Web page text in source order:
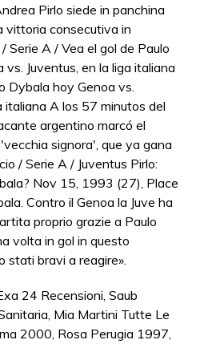
Pirlo siede in panchina
vittoria consecutiva in
Serie A / Vea el gol de Paulo
vs. Juventus, en la liga italiana
Dybala hoy Genoa vs.
italiana A los 57 minutos del
argentino marcó el
signora', que ya gana
/ Serie A / Juventus Pirlo:
Nov 15, 1993 (27), Place
Contro il Genoa la Juve ha
proprio grazie a Paulo
volta in gol in questo
stati bravi a reagire».
24 Recensioni, Saub
, Mia Martini Tutte Le
2000, Rosa Perugia 1997,